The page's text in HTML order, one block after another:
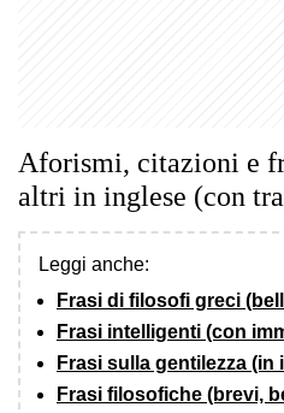
Aforismi, citazioni e
altri in inglese (con
Leggi anche:
Frasi di filosofi greci
Frasi intelligenti (con
Frasi sulla gentilezza (in
Frasi filosofiche (brevi,